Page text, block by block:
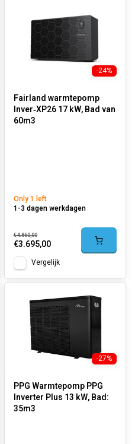
-24%
Fairland warmtepomp
Inver‑XP26 17 kW, Bad van
60m3
Only 1 left
1-3 dagen werkdagen
€4.860,00
€3.695,00
Vergelijk
-27%
PPG Warmtepomp PPG
Inverter Plus 13 kW, Bad:
35m3